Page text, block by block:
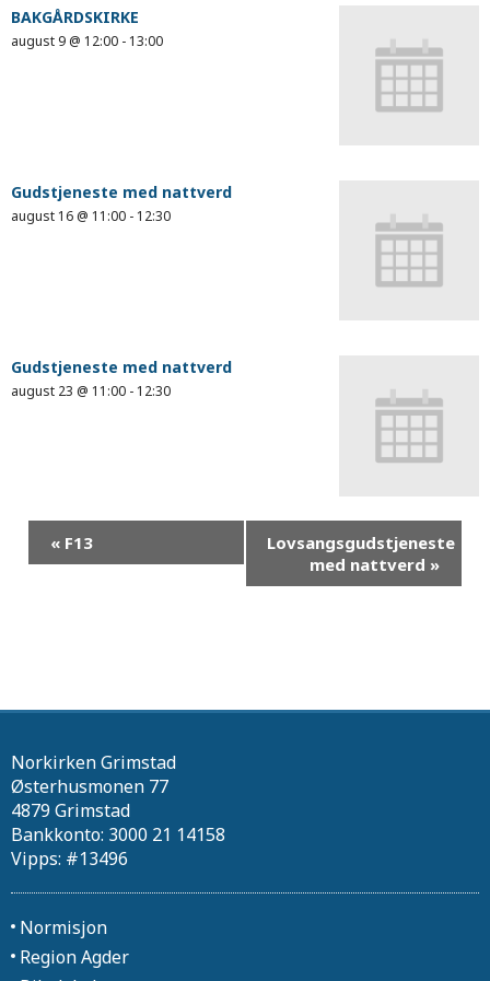
BAKGÅRDSKIRKE
august 9 @ 12:00 - 13:00
Gudstjeneste med nattverd
august 16 @ 11:00 - 12:30
Gudstjeneste med nattverd
august 23 @ 11:00 - 12:30
« F13
Lovsangsgudstjeneste
med nattverd »
Norkirken Grimstad
Østerhusmonen 77
4879 Grimstad
Bankkonto: 3000 21 14158
Vipps: #13496
Normisjon
Region Agder